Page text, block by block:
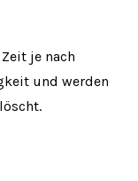
je nach
und werden